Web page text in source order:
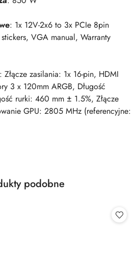
: 1x 12V-2x6 to 3x PCIe 8pin
VGA manual, Warranty
: Złącze zasilania: 1x 16-pin, HDMI
3 x 120mm ARGB, Długość
rurki: 460 mm ± 1.5%, Złącze
GPU: 2805 MHz (referencyjne:
podobne